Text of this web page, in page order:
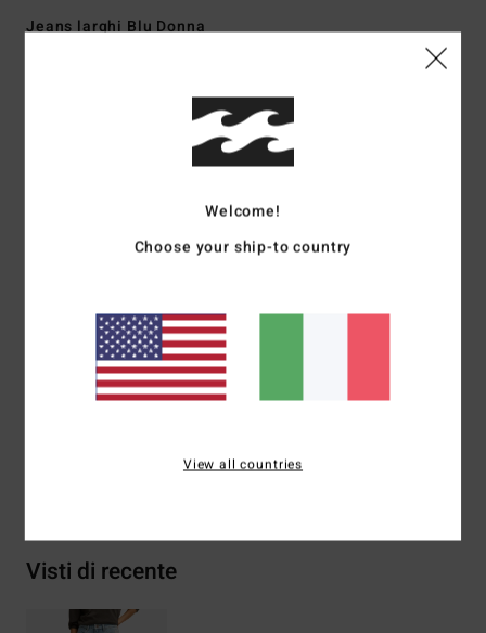
Jeans larghi Blu Donna
denim 100% cotone
Patta con zip e bottone
Ricamo sole sul davanti
Etichetta tessuta
Composizione[Tessuto principale] 100% cotone
Visti di recente
Welcome!
Choose your ship-to country
View all countries